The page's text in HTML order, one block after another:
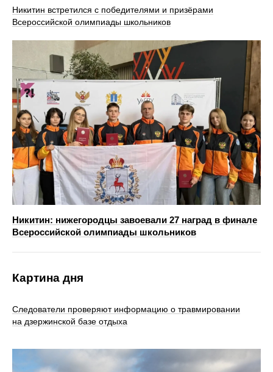
Никитин встретился с победителями и призёрами
Всероссийской олимпиады школьников
Никитин: нижегородцы завоевали 27 наград в финале
Всероссийской олимпиады школьников
Картина дня
Следователи проверяют информацию о травмировании
на дзержинской базе отдыха